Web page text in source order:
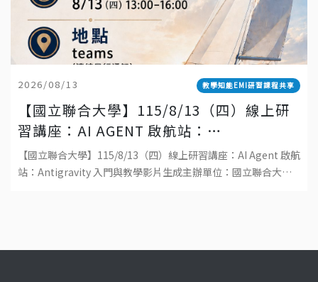
2026/08/13 教學知能EMI研習課程共享
【國立聯合大學】115/8/13（四）線上研
習講座：AI AGENT 啟航站：
ANTIGRAVITY 入門與教學影片生成
【國立聯合大學】115/8/13（四）線上研習講座：AI Agent 啟航
站：Antigravity 入門與教學影片生成主辦單位：國立聯合大學